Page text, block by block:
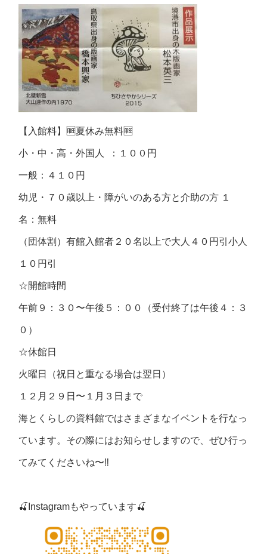
【入館料】🆓夏休み無料🆓
小・中・高・外国人 ：１００円
一般：４１０円
幼児・７０歳以上・障がいのある方と介助の方 １
名：無料
（団体割）有館入館者２０名以上で大人４０円引小人
１０円引
☆開館時間
午前９：３０〜午後５：００（受付終了は午後４：３
０）
☆休館日
火曜日（祝日と重なる場合は翌日）
１２月２９日〜１月３日まで
海とくらしの資料館ではさまざまなイベントを行なっ
ています。その際にはお知らせしますので、ぜひ行っ
てみてくださいね〜‼︎
🍒Instagramもやっています🍒